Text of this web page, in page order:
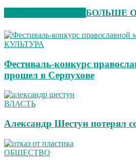
БОЛЬШЕ
КУЛЬТУРА
Фестиваль-конкурс
прошел в Серпухове
ВЛАСТЬ
Александр Шестун потерял
ОБЩЕСТВО